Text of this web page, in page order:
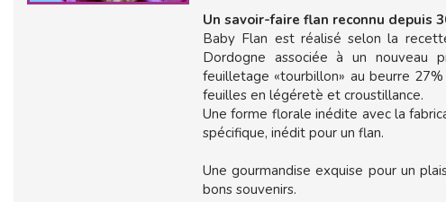
Un savoir-faire flan reconnu depuis
Baby Flan est réalisé selon la
Dordogne associée à un nouveau
feuilletage «tourbillon» au beurre
feuilles en légéretè et croustillance.
Une forme florale inédite avec la
spécifique, inédit pour un flan.
Une gourmandise exquise pour un
bons souvenirs.